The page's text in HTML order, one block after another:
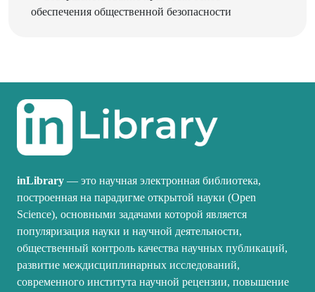
inLibrary — это научная электронная библиотека,
построенная на парадигме открытой науки (Open
Science), основными задачами которой является
популяризация науки и научной деятельности,
общественный контроль качества научных публикаций,
развитие междисциплинарных исследований,
современного института научной рецензии, повышение